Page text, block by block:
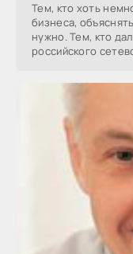
Тем, кто хоть
бизнеса,
нужно. Тем, кто
российского